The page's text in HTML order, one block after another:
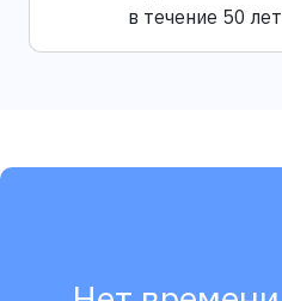
в течение 50 лет